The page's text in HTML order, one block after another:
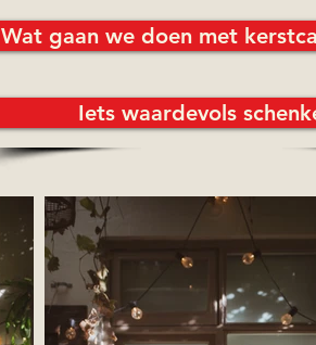
Wat gaan we doen met
Iets waardevols